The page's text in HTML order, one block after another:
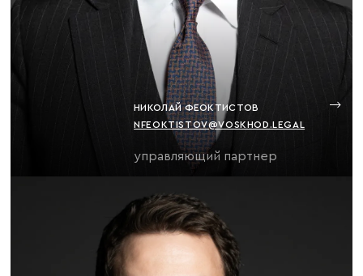
НИКОЛАЙ ФЕОКТИСТОВ
NFEOKTISTOV@VOSKHOD.LEGAL
управляющий партнер